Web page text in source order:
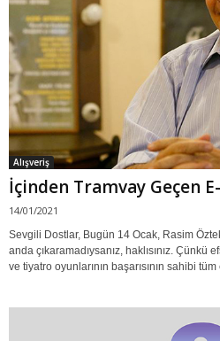
Alışveriş
İçinden Tramvay Geçen
14/01/2021
Sevgili Dostlar, Bugün 14 Ocak, Rasim
anda çıkaramadıysanız, haklısınız.
ve tiyatro oyunlarının başarısının sahibi tüm